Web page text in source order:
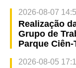
2026-08-07
Realização
Grupo de
Parque Ciên-
2026-08-05